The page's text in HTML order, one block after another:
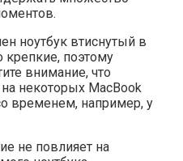
ноутбук втиснутый в
крепкие, поэтому
внимание, что
некоторых MacBook
временем, например, у
не повлияет на